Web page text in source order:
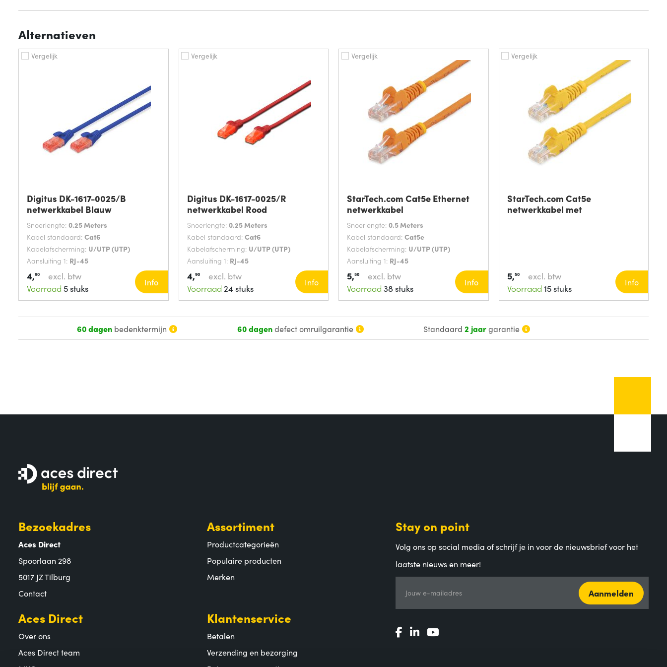
Alternatieven
Vergelijk
Digitus DK-1617-0025/B
netwerkkabel Blauw
Snoerlengte: 0.25 Meters
Kabel standaard: Cat6
Kabelafscherming: U/UTP (UTP)
Aansluiting 1: RJ-45
4,90
excl. btw
Voorraad 5 stuks
Info
Vergelijk
Digitus DK-1617-0025/R
netwerkkabel Rood
Snoerlengte: 0.25 Meters
Kabel standaard: Cat6
Kabelafscherming: U/UTP (UTP)
Aansluiting 1: RJ-45
4,90
excl. btw
Voorraad 24 stuks
Info
Vergelijk
StarTech.com Cat5e Ethernet
netwerkkabel
Snoerlengte: 0.5 Meters
Kabel standaard: Cat5e
Kabelafscherming: U/UTP (UTP)
Aansluiting 1: RJ-45
5,50
excl. btw
Voorraad 38 stuks
Info
Vergelijk
StarTech.com Cat5e
netwerkkabel met
5,50
excl. btw
Voorraad 15 stuks
Info
60 dagenbedenktermijn 60 dagendefect omruilgarantie Standaard2 jaargarantie
Bezoekadres
Aces Direct
Spoorlaan 298
5017 JZ Tilburg
Contact
Assortiment
Productcategorieën
Populaire producten
Merken
Aces Direct
Over ons
Aces Direct team
Klantenservice
Betalen
Verzending en bezorging
Stay on point
Volg ons op social media of schrijf je in voor de nieuwsbrief voor het
laatste nieuws en meer!
Jouw e-mailadres Aanmelden